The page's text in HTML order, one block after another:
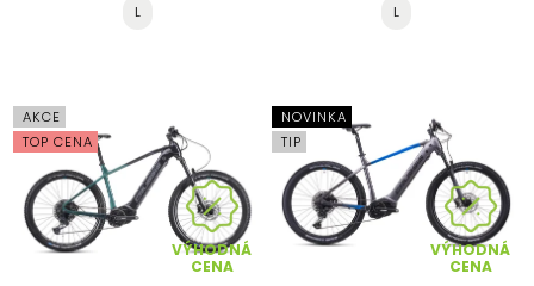
L L
AKCE
TOP CENA
VÝHODNÁ
CENA
NOVINKA
TIP
VÝHODNÁ
CENA